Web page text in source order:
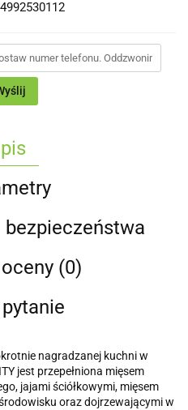
(0)
nagradzanej kuchni w
jest przepełniona mięsem
jajami ściółkowymi, mięsem
oraz dojrzewającymi w